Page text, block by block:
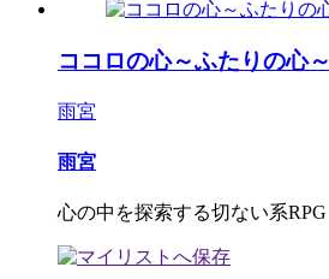
ココロの心～ふたりの心～
雨宮
雨宮
心の中を探索する切ない系RPG